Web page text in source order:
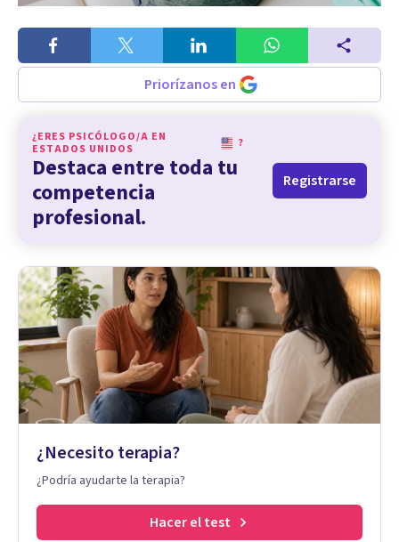
Priorízanos en
¿ERES PSICÓLOGO/A EN
ESTADOS UNIDOS
?
Destaca entre toda tu
competencia
profesional.
Registrarse
¿Necesito terapia?
¿Podría ayudarte la terapia?
Hacer el test